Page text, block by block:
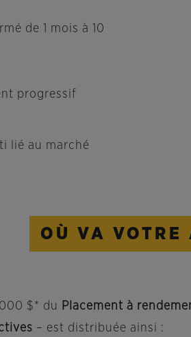
de 1 mois à 10
progressif
lié au marché
OÙ VA VOTRE
$* du Placement à
– est distribuée ainsi :